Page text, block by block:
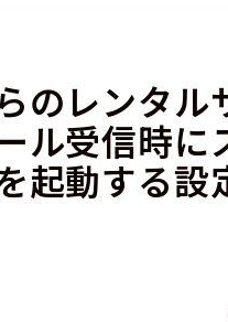
のレンタル
ル受信時に
起動する設